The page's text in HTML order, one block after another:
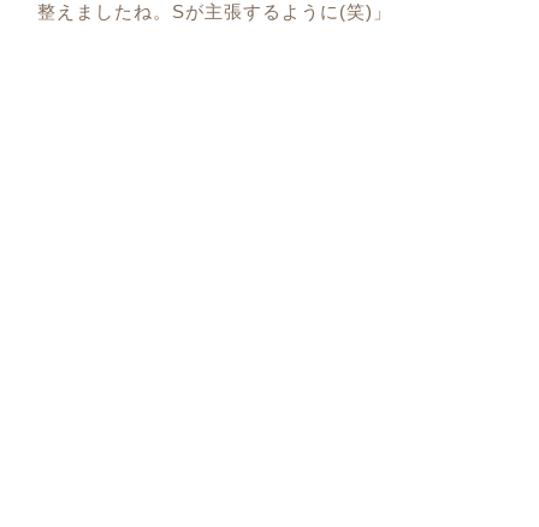
整えましたね。Sが主張するように(笑)」